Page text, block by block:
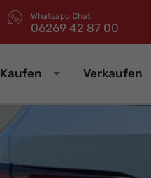
Whatsapp Chat
06269 42 87 00
Kaufen Verkaufen